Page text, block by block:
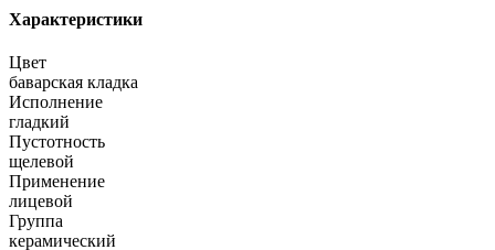
Характеристики
Цвет
баварская кладка
Исполнение
гладкий
Пустотность
щелевой
Применение
лицевой
Группа
керамический